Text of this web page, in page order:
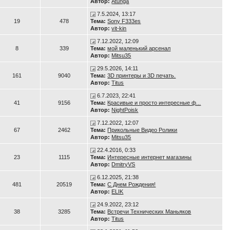
19 478
7.5.2024, 13:17
Тема: Sony F333es
Автор: vit-kin
8 339
7.12.2022, 12:09
Тема: мой маленький арсенал
Автор: Mitsu35
161 9040
29.5.2026, 14:11
Тема: 3D принтеры и 3D печать.
Автор: Titus
41 9156
6.7.2023, 22:41
Тема: Красивые и просто интересные ф...
Автор: NightPoisk
67 2462
7.12.2022, 12:07
Тема: Прикольные Видео Ролики
Автор: Mitsu35
23 1115
22.4.2016, 0:33
Тема: Интересные интернет магазины
Автор: DmitryVS
481 20519
6.12.2025, 21:38
Тема: С Днем Рождения!
Автор: ELIK
38 3285
24.9.2022, 23:12
Тема: Встречи Технических Маньяков
Автор: Titus